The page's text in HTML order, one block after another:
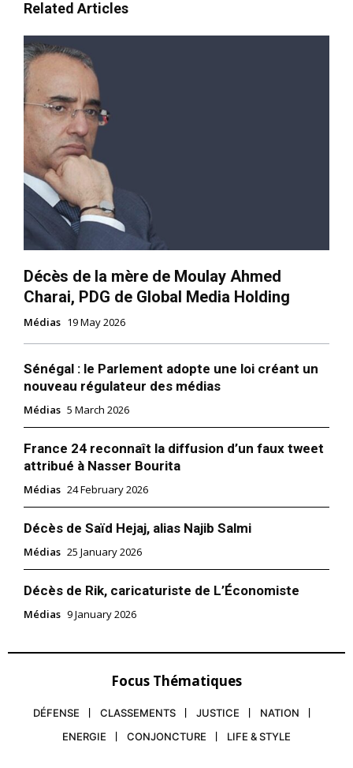
Related Articles
Décès de la mère de Moulay Ahmed
Charai, PDG de Global Media Holding
Médias 19 May 2026
Sénégal : le Parlement adopte une loi créant un
nouveau régulateur des médias
Médias 5 March 2026
France 24 reconnaît la diffusion d’un faux tweet
attribué à Nasser Bourita
Médias 24 February 2026
Décès de Saïd Hejaj, alias Najib Salmi
Médias 25 January 2026
Décès de Rik, caricaturiste de L’Économiste
Médias 9 January 2026
Focus Thématiques
DÉFENSE CLASSEMENTS JUSTICE
NATION
ENERGIE
CONJONCTURE LIFE & STYLE